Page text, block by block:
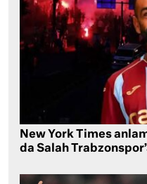
New York Times
da Salah